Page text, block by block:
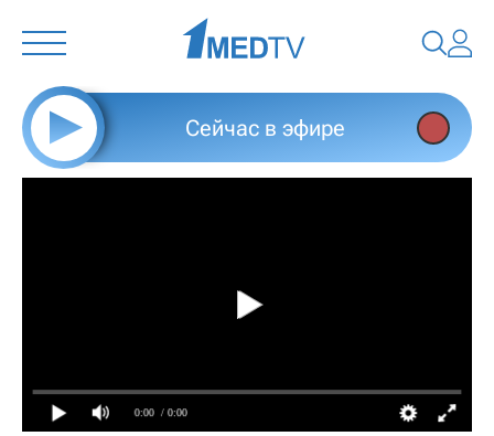
Сейчас в эфире
0:00 / 0:00